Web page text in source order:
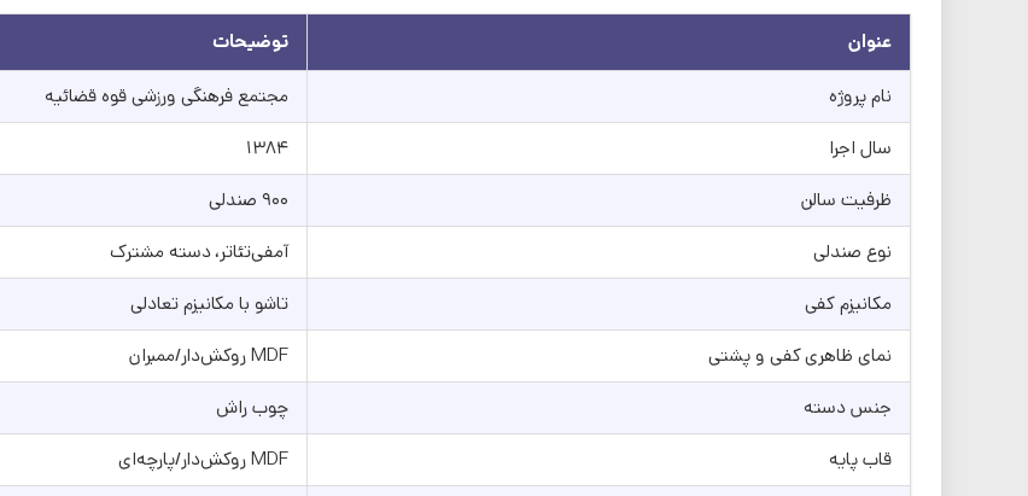
عنوان توضیحات
نام پروژه
مجتمع فرهنگی ورزشی قوه قضائیه
سال اجرا
۱۳۸۴
ظرفیت سالن
۹۰۰ صندلی
نوع صندلی
آمفی‌تئاتر، دسته مشترک
مکانیزم کفی
تاشو با مکانیزم تعادلی
نمای ظاهری کفی و پشتی
MDF روکش‌دار/ممبران
جنس دسته
چوب راش
قاب پایه
MDF روکش‌دار/پارچه‌ای